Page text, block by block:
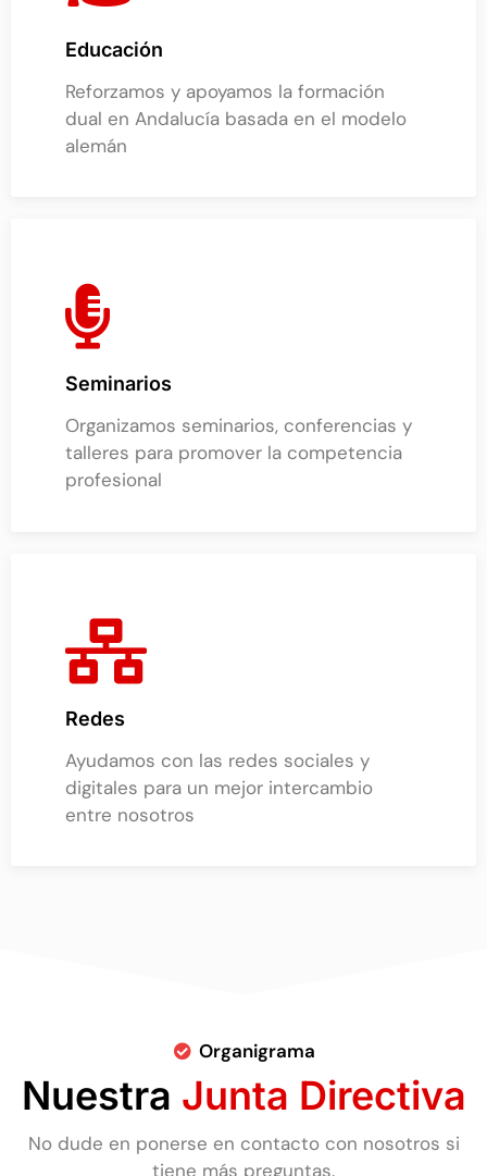
Educación
Reforzamos y apoyamos la formación
dual en Andalucía basada en el modelo
alemán
Seminarios
Organizamos seminarios, conferencias y
talleres para promover la competencia
profesional
Redes
Ayudamos con las redes sociales y
digitales para un mejor intercambio
entre nosotros
Organigrama
Nuestra Junta Directiva
No dude en ponerse en contacto con nosotros si
tiene más preguntas.